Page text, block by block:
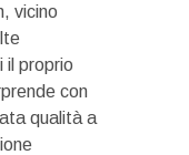
vicino
il proprio
con
qualità a